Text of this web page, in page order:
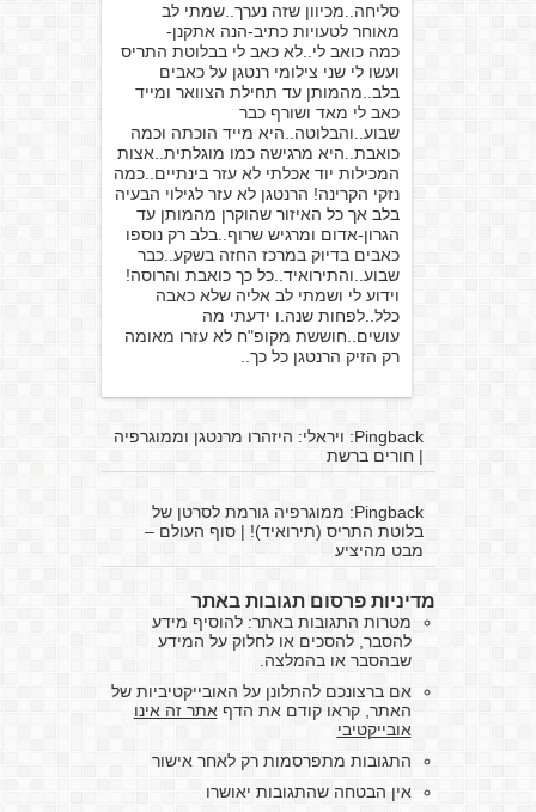
סליחה..מכיוון שזה נערך..שמתי לב
מאוחר לטעויות כתיב-הנה אתקנן-
כמה כואב לי..לא כאב לי בבלוטת התריס
ועשו לי שני צילומי רנטגן על כאבים
בלב..מהמותן עד תחילת הצוואר ומייד
כאב לי מאד ושורף כבר
שבוע..והבלוטה..היא מייד הוכתה וכמה
כואבת..היא מרגישה כמו מוגלתית..אצות
המכילות יוד אכלתי לא עזר בינתיים..כמה
נזקי הקרינה! הרנטגן לא עזר לגילוי הבעיה
בלב אך כל האיזור שהוקרן מהמותן עד
הגרון-אדום ומרגיש שרוף..בלב רק נוספו
כאבים בדיוק במרכז החזה בשקע..כבר
שבוע..והתירואיד..כל כך כואבת והרוסה!
וידוע לי ושמתי לב אליה שלא כאבה
כלל..לפחות שנה.ו ידעתי מה
עושים..חוששת מקופ"ח לא עזרו מאומה
רק הזיק הרנטגן כל כך..
Pingback:
ויראלי: היזהרו מרנטגן וממוגרפיה
| חורים ברשת
Pingback:
ממוגרפיה גורמת לסרטן של
בלוטת התריס (תירואיד)! | סוף העולם –
מבט מהיציע
מדיניות פרסום תגובות באתר
מטרות התגובות באתר: להוסיף מידע
להסבר, להסכים או לחלוק על המידע
שבהסבר או בהמלצה.
אם ברצונכם להתלונן על האובייקטיביות של
האתר, קראו קודם את הדףאתר זה אינו
אובייקטיבי
התגובות מתפרסמות רק לאחר אישור
אין הבטחה שהתגובות יאושרו